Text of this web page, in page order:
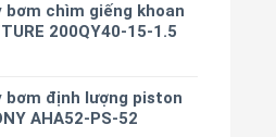
bơm chìm giếng khoan
200QY40-15-1.5
bơm định lượng piston
AHA52-PS-52